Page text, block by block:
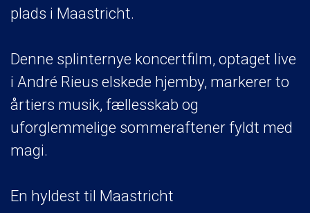
plads i Maastricht.
Denne splinternye koncertfilm, optaget live
i André Rieus elskede hjemby, markerer to
årtiers musik, fællesskab og
uforglemmelige sommeraftener fyldt med
magi.
En hyldest til Maastricht